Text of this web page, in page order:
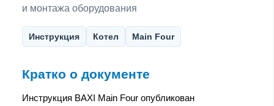
и монтажа оборудования
Инструкция Котел Main Four
Кратко о документе
Инструкция BAXI Main Four опубликован